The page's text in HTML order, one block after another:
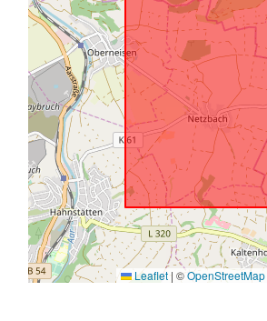
Leaflet| ©OpenStreetMap